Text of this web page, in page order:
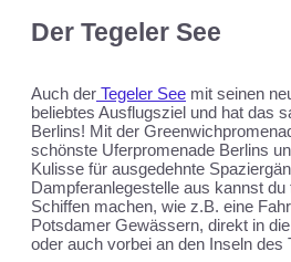
Der Tegeler See
Auch der Tegeler See mit seinen
beliebtes Ausflugsziel und hat das
Berlins! Mit der
schönste Uferpromenade Berlins
Kulisse für ausgedehnte
Dampferanlegestelle aus kannst du
Schiffen machen, wie z.B. eine
Potsdamer Gewässern, direkt in
oder auch vorbei an den Inseln des